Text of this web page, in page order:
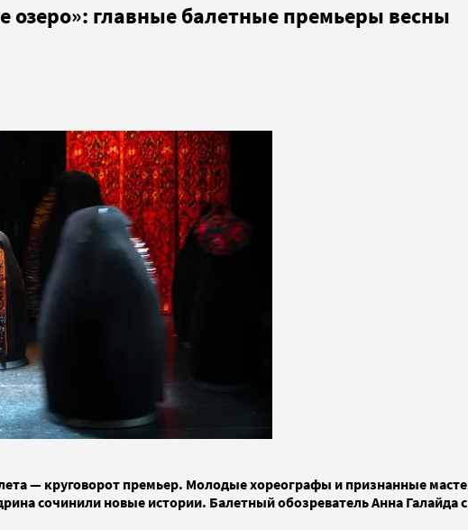
озеро»: главные балетные премьеры весны
— круговорот премьер. Молодые хореографы и признанные
сочинили новые истории. Балетный обозреватель Анна